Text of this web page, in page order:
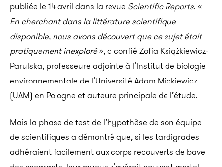
publiée le 14 avril dans la revue Scientific Reports. «
En cherchant dans la littérature scientifique
disponible, nous avons découvert que ce sujet était
pratiquement inexploré», a confié Zofia Książkiewicz-
Parulska, professeure adjointe à l’Institut de biologie
environnementale de l’Université Adam Mickiewicz
(UAM) en Pologne et auteure principale de l’étude.
Mais la phase de test de l’hypothèse de son équipe
de scientifiques a démontré que, si les tardigrades
adhéraient facilement aux corps recouverts de bave